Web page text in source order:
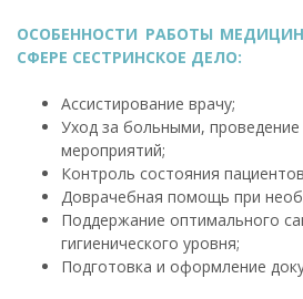
ОСОБЕННОСТИ РАБОТЫ
СФЕРЕ СЕСТРИНСКОЕ ДЕЛО:
Ассистирование врачу;
Уход за больными,
мероприятий;
Контроль состояния
Доврачебная помощь при
Поддержание оптимального
гигиенического уровня;
Подготовка и оформление